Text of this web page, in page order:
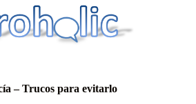
– Trucos para evitarlo